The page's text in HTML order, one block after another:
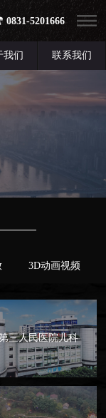
0831-5201666
我们 联系我们
3D动画视频
三人民医院儿科